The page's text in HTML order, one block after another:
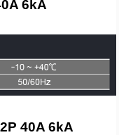
6kA
40A 6kA